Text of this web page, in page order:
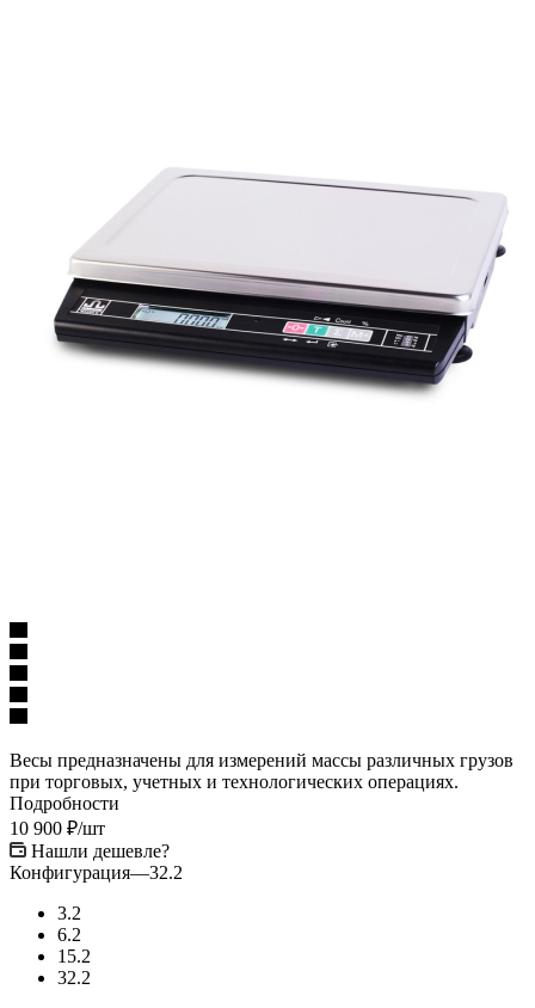
Весы предназначены для измерений массы различных грузов
при торговых, учетных и технологических операциях.
Подробности
10 900 ₽/шт
Нашли дешевле?
Конфигурация—32.2
3.2
6.2
15.2
32.2